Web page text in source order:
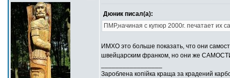
Дюник писал(а):
ПМР,начиная с купюр 2000г. печатает их
ИМХО это больше показать, что они
швейцарским франком, но они же
Зароблена копійка краща за крадений